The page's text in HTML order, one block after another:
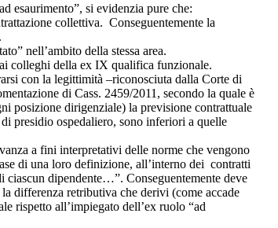
esaurimento”, si evidenzia pure che:
collettiva. Conseguentemente la
nell’ambito della stessa area.
colleghi della ex IX qualifica funzionale.
con la legittimità –riconosciuta dalla Corte di
di Cass. 2459/2011, secondo la quale è
posizione dirigenziale) la previsione contrattuale
presidio ospedaliero, sono inferiori a quelle
a fini interpretativi delle norme che vengono
di una loro definizione, all’interno dei contratti
dipendente…”. Conseguentemente deve
differenza retributiva che derivi (come accade
rispetto all’impiegato dell’ex ruolo “ad